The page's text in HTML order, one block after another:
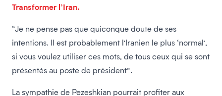
Transformer l’Iran.
“Je ne pense pas que quiconque doute de ses
intentions. Il est probablement l’Iranien le plus ‘normal’,
si vous voulez utiliser ces mots, de tous ceux qui se sont
présentés au poste de président”.
La sympathie de Pezeshkian pourrait profiter aux